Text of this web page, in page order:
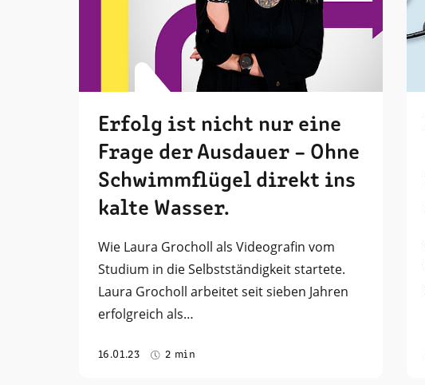
Erfolg ist nicht nur eine
Frage der Ausdauer – Ohne
Schwimmflügel direkt ins
kalte Wasser.
Wie Laura Grocholl als Videografin vom
Studium in die Selbstständigkeit startete.
Laura Grocholl arbeitet seit sieben Jahren
erfolgreich als…
16.01.23 2 min